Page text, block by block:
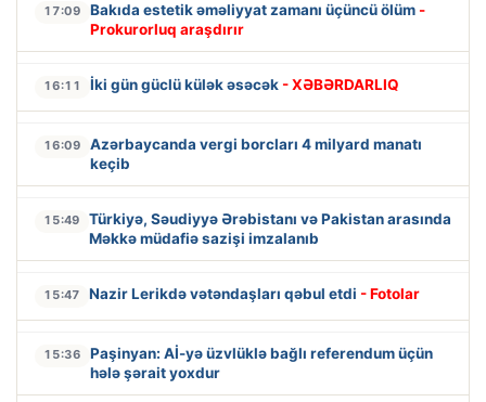
17:09 Bakıda estetik əməliyyat zamanı üçüncü ölüm -
Prokurorluq araşdırır
16:11 İki gün güclü külək əsəcək - XƏBƏRDARLIQ
16:09
Azərbaycanda vergi borcları 4 milyard manatı
keçib
15:49
Türkiyə, Səudiyyə Ərəbistanı və Pakistan arasında
Məkkə müdafiə sazişi imzalanıb
15:47 Nazir Lerikdə vətəndaşları qəbul etdi - Fotolar
15:36
Paşinyan: Aİ-yə üzvlüklə bağlı referendum üçün
hələ şərait yoxdur